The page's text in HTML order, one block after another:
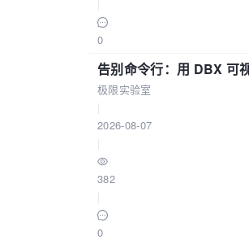
0
告别命令行：用 DBX 可
极限实验室
2026-08-07
382
0